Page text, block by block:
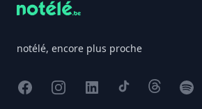
notélé, encore plus proche
FacebookInstagram
X TikTokThreads